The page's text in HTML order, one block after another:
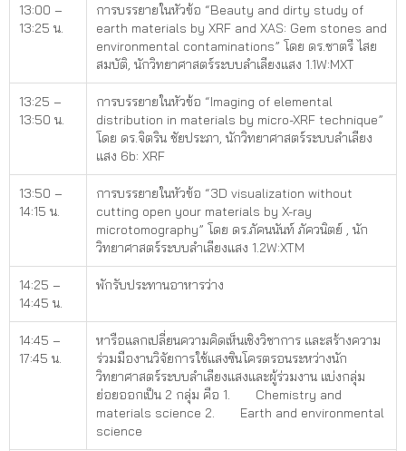
13:00 –
13:25 น.
การบรรยายในหัวข้อ “Beauty and dirty study of
earth materials by XRF and XAS: Gem stones and
environmental contaminations” โดย ดร.ชาตรี ไสย
สมบัติ, นักวิทยาศาสตร์ระบบลำเลียงแสง 1.1W:MXT
13:25 –
13:50 น.
การบรรยายในหัวข้อ “Imaging of elemental
distribution in materials by micro-XRF technique”
โดย ดร.จิตริน ชัยประภา, นักวิทยาศาสตร์ระบบลำเลียง
แสง 6b: XRF
13:50 –
14:15 น.
การบรรยายในหัวข้อ “3D visualization without
cutting open your materials by X-ray
microtomography” โดย ดร.ภัคนนันท์ ภัควนิตย์ , นัก
วิทยาศาสตร์ระบบลำเลียงแสง 1.2W:XTM
14:25 –
14:45 น.
พักรับประทานอาหารว่าง
14:45 –
17:45 น.
หารือแลกเปลี่ยนความคิดเห็นเชิงวิชาการ และสร้างความ
ร่วมมืองานวิจัยการใช้แสงซินโครตรอนระหว่างนัก
วิทยาศาสตร์ระบบลำเลียงแสงและผู้ร่วมงาน แบ่งกลุ่ม
ย่อยออกเป็น 2 กลุ่ม คือ 1. Chemistry and
materials science 2. Earth and environmental
science